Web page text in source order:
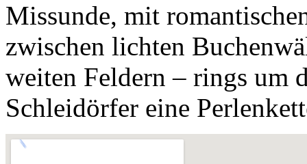
Missunde, mit
zwischen lichten
weiten Feldern – rings um
Schleidörfer eine